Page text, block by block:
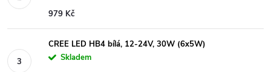
979 Kč
CREE LED HB4 bílá, 12-24V, 30W (6x5W)
Skladem